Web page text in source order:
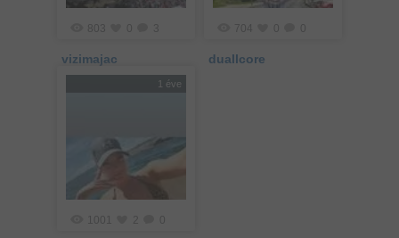
803 3
vizimajac
704
duallcore
1 éve
2